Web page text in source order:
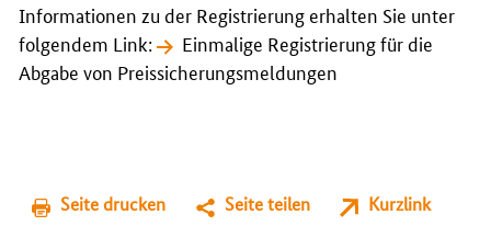
Informationen zu der Registrierung erhalten Sie unter
folgendem Link:
Einmalige Registrierung für die
Abgabe von Preissicherungsmeldungen
Seite drucken Seite teilen Kurzlink